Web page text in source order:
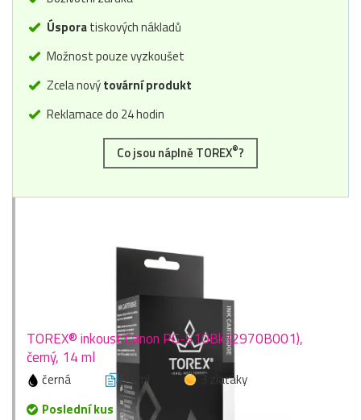
Úsporatiskových nákladů
Možnost pouze vyzkoušet
Zcela novýtovární produkt
Reklamace do 24 hodin
Co jsou náplně TOREX®?
TOREX® inkoust Canon PG-510Bk (2970B001),
černý, 14 ml
černá 14 ml
3 zlaťáky
Poslední kus